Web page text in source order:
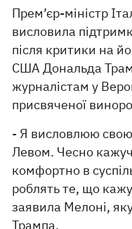
Прем’єр-міністр
висловила
після критики на
США Дональда
журналістам у
присвяченої
- Я висловлюю свою
Левом. Чесно
комфортно в
роблять те, що
заявила Мелоні,
Трампа.